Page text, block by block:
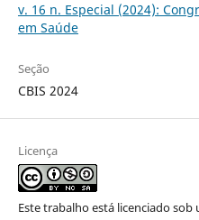
v. 16 n. Especial (2024):
em Saúde
Seção
CBIS 2024
Licença
Este trabalho está licenciado sob